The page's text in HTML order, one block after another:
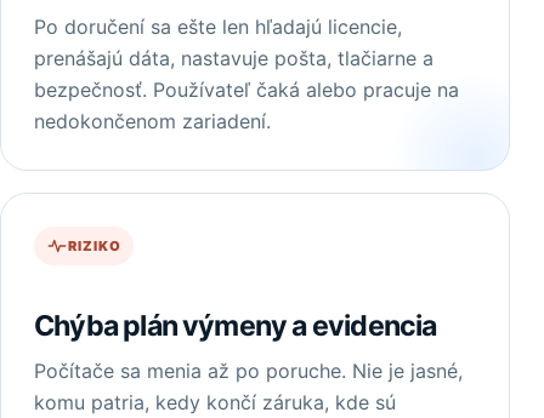
Po doručení sa ešte len hľadajú licencie,
prenášajú dáta, nastavuje pošta, tlačiarne a
bezpečnosť. Používateľ čaká alebo pracuje na
nedokončenom zariadení.
RIZIKO
Chýba plán výmeny a evidencia
Počítače sa menia až po poruche. Nie je jasné,
komu patria, kedy končí záruka, kde sú